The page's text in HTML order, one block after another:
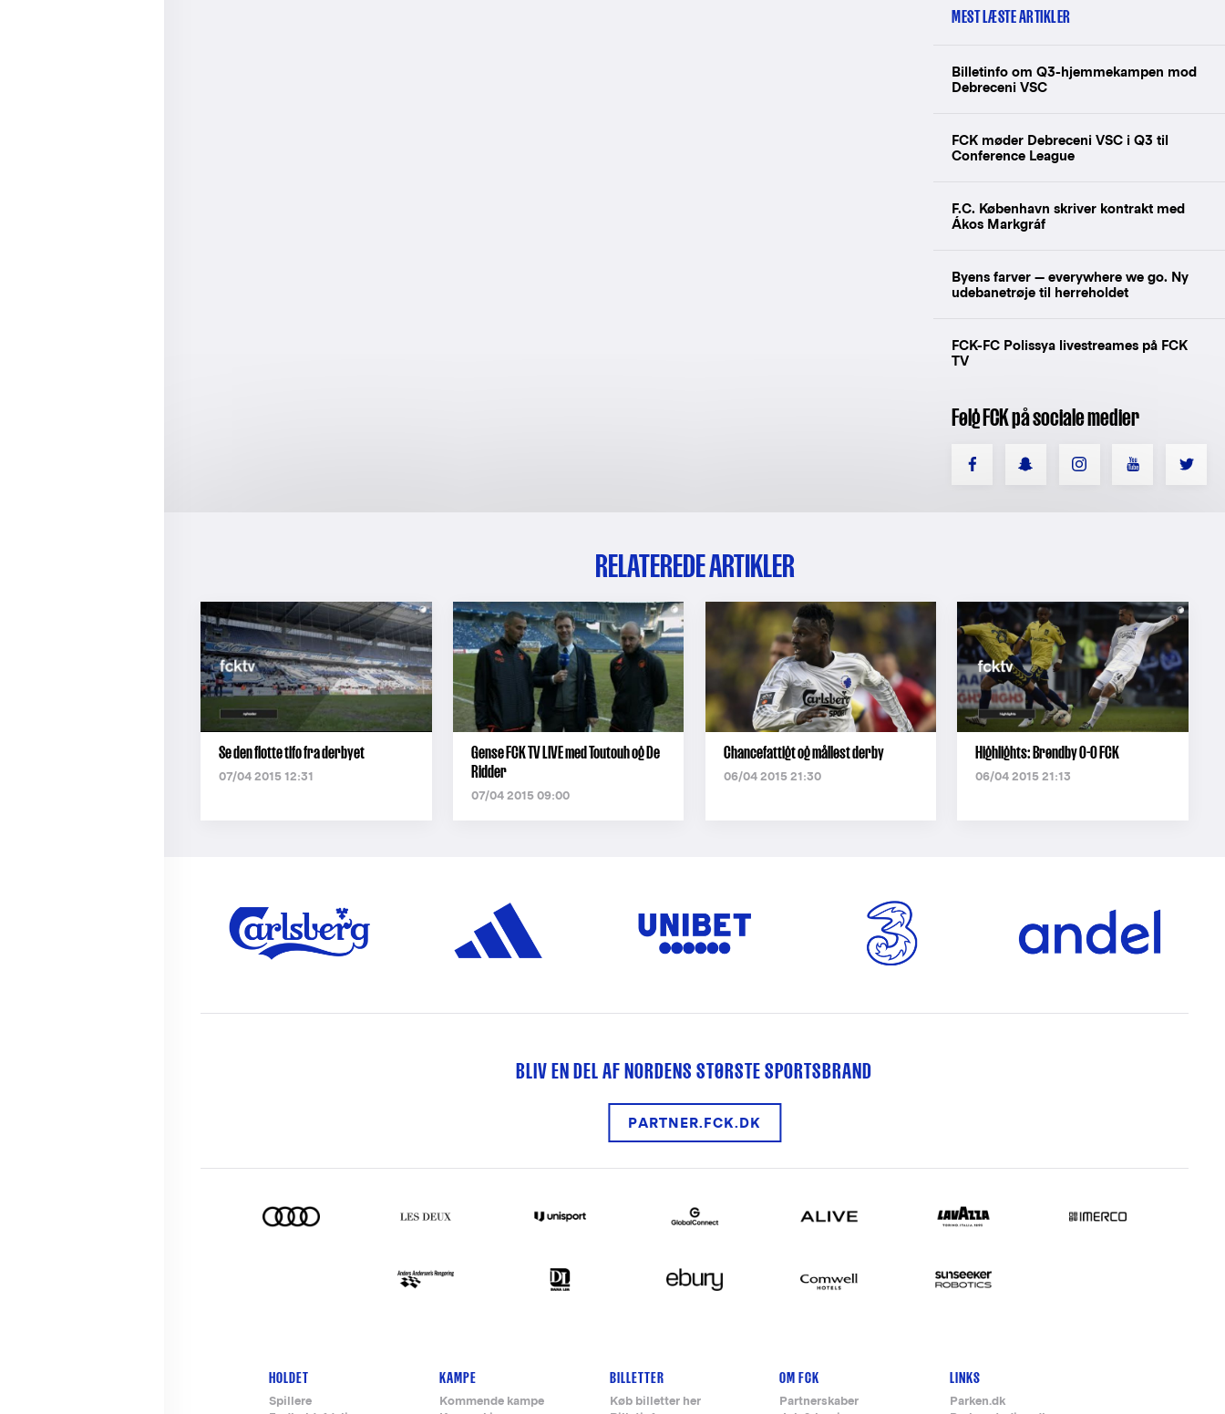
MEST LÆSTE ARTIKLER
Billetinfo om Q3-hjemmekampen mod
Debreceni VSC
FCK møder Debreceni VSC i Q3 til
Conference League
F.C. København skriver kontrakt med
Ákos Markgráf
Byens farver — everywhere we go. Ny
udebanetrøje til herreholdet
FCK-FC Polissya livestreames på FCK
TV
Følg FCK på sociale medier
RELATEREDE ARTIKLER
Se den flotte tifo fra derbyet
07/04 2015 12:31
Gense FCK TV LIVE med Toutouh og De
Ridder
07/04 2015 09:00
Chancefattigt og målløst derby
06/04 2015 21:30
Highlights: Brøndby 0-0 FCK
06/04 2015 21:13
BLIV EN DEL AF NORDENS STØRSTE SPORTSBRAND
PARTNER.FCK.DK
Footer-
HOLDET
Spillere
KAMPE
Kommende kampe
BILLETTER
Køb billetter her
OM FCK
Partnerskaber
LINKS
Parken.dk